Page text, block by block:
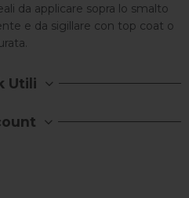
da applicare sopra lo smalto
e da sigillare con top coat o
Utili